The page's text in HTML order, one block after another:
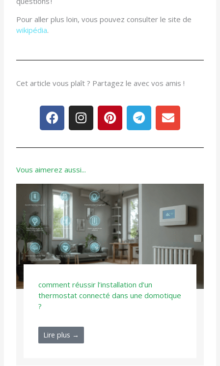
Pour aller plus loin, vous pouvez consulter le site de
wikipédia.
Cet article vous plaît ? Partagez le avec vos amis !
F
a
c
e
o
o
k
I
n
s
t
g
r
a
m
P
i
n
t
e
s
t
T
e
l
e
a
m
E
n
v
e
p
Vous aimerez aussi...
comment réussir l’installation d’un
thermostat connecté dans une domotique
?
Lire plus →